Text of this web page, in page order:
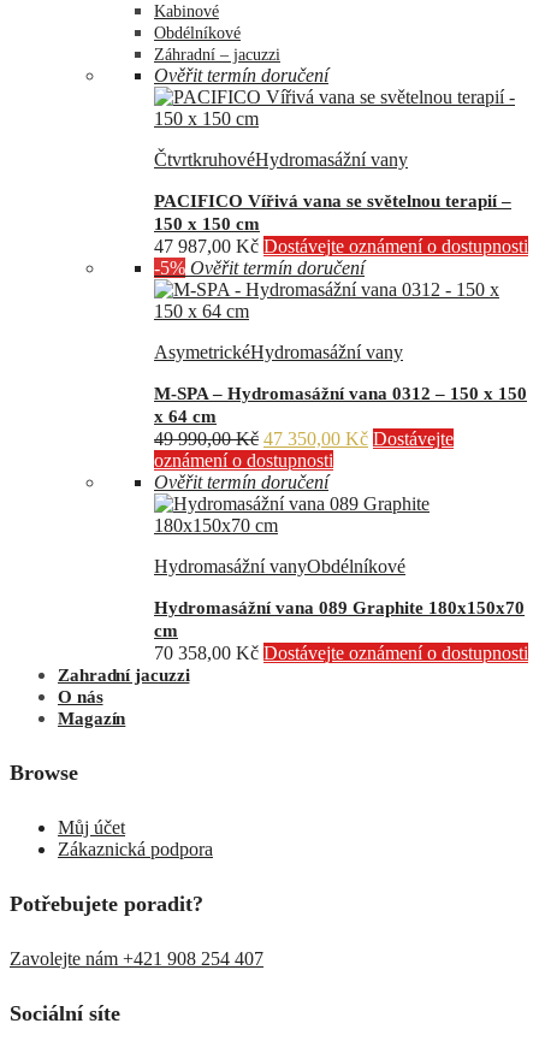
Kabinové
Obdélníkové
Záhradní – jacuzzi
Ověřit termín doručení
ČtvrtkruhovéHydromasážní vany
PACIFICO Vířivá vana se světelnou terapií –
150 x 150 cm
47 987,00 Kč Dostávejte oznámení o dostupnosti
-5% Ověřit termín doručení
AsymetrickéHydromasážní vany
M-SPA – Hydromasážní vana 0312 – 150 x 150
x 64 cm
49 990,00Kč Původní
cena
byla:
49
990,00 Kč.
47 350,00 KčAktuální
47
Dostávejte
oznámení o dostupnosti
Ověřit termín doručení
Hydromasážní vanyObdélníkové
Hydromasážní vana 089 Graphite 180x150x70
cm
70 358,00 Kč Dostávejte oznámení o dostupnosti
Zahradní jacuzzi
O nás
Magazín
Browse
Můj účet
Zákaznická podpora
Potřebujete poradit?
Zavolejte nám +421 908 254 407
Sociální síte